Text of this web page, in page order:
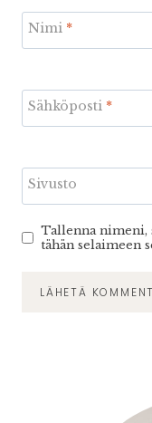
Nimi *
Sähköposti *
Sivusto
Tallenna nimeni,
tähän selaimeen